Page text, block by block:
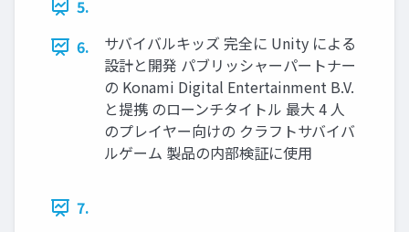
5.
6.
サバイバルキッズ 完全に Unity による
設計と開発 パブリッシャーパートナー
の Konami Digital Entertainment B.V.
と提携 のローンチタイトル 最大 4 人
のプレイヤー向けの クラフトサバイバ
ルゲーム 製品の内部検証に使用
7.